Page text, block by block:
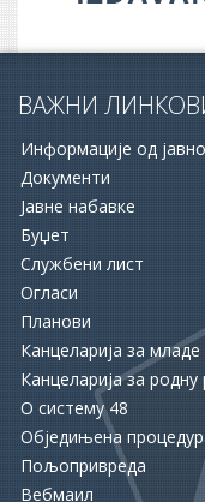
ВАЖНИ
Информације од
Документи
Јавне набавке
Буџет
Службени лист
Огласи
Планови
Канцеларија за младе
Канцеларија за
О систему 48
Обједињена
Пољопривреда
Вебмаил
16.06.2026.
ПОЗИВА ЗА
15.06.2026.
ХУМАНОСТ КОЈА
ПРИЈЕМ ЗА